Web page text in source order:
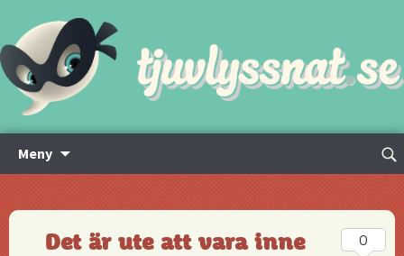
Meny
innehåll
Sök
Det är ute att vara inne 0